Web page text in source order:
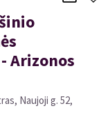
Arizonos
Naujoji g. 52,